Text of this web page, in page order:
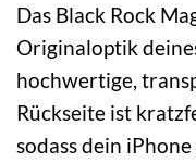
Das Black Rock
Originaloptik
hochwertige,
Rückseite ist
sodass dein